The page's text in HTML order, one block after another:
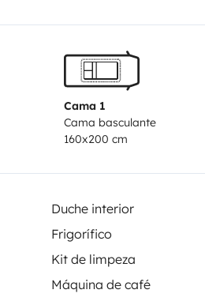
Cama 1
Cama basculante
160x200 cm
Duche interior
Frigorífico
Kit de limpeza
Máquina de café